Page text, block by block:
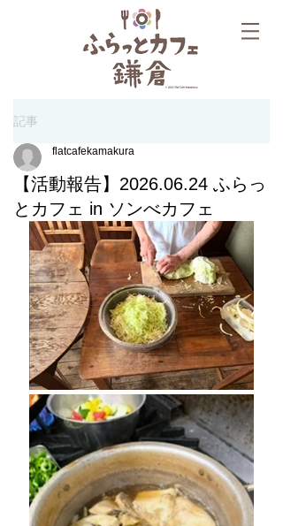
記事
【活動報告】2026.06.24 ふらっ
とカフェ in ソンべカフェ
flatcafekamakura